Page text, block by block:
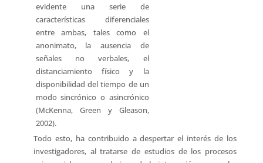
evidente una serie de
características diferenciales
entre ambas, tales como el
anonimato, la ausencia de
señales no verbales, el
distanciamiento físico y la
disponibilidad del tiempo de un
modo sincrónico o asincrónico
(McKenna, Green y Gleason,
2002).
Todo esto, ha contribuido a despertar el interés de los
investigadores, al tratarse de estudios de los procesos